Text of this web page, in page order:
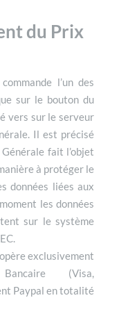
du Prix
l’un des
sur le bouton du
vers sur le serveur
Il est précisé
fait l’objet
à protéger le
données liées aux
les données
sur le système
exclusivement
(Visa,
Paypal en totalité